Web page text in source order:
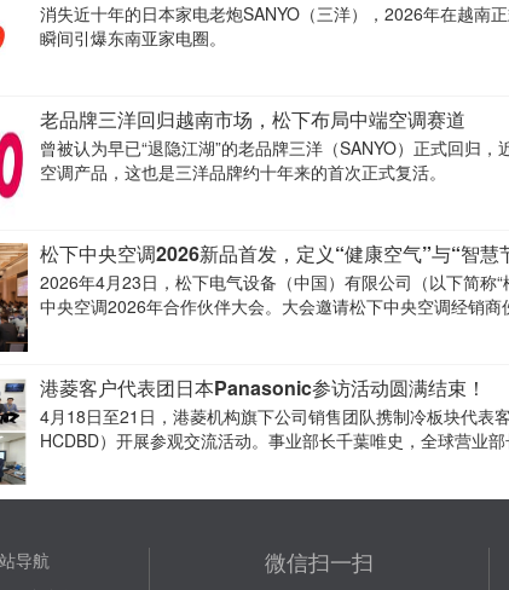
消失近十年的日本家电老炮SANYO（三洋），2026年在越南
瞬间引爆东南亚家电圈。
老品牌三洋回归越南市场，松下布局中端空调赛道
曾被认为早已“退隐江湖”的老品牌三洋（SANYO）正式回归
空调产品，这也是三洋品牌约十年来的首次正式复活。
松下中央空调2026新品首发，定义“健康空气”与“智慧
2026年4月23日，松下电气设备（中国）有限公司（以下简称
中央空调2026年合作伙伴大会。大会邀请松下中央空调经销
港菱客户代表团日本Panasonic参访活动圆满结束！
4月18日至21日，港菱机构旗下公司销售团队携制冷板块代表
HCDBD）开展参观交流活动。事业部长千葉唯史，全球营业
导航
微信扫一扫